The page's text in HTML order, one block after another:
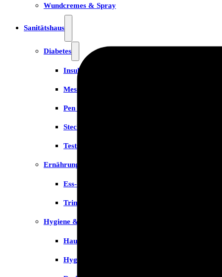
Wundcremes & Spray
Sanitätshaus
Diabetes
Insulinspritzen
Messgeräte
Pen Nadeln
Stechhilfen
Teststreifen
Ernährung & Trinkhilfen
Ess- und Trinkhilfen
Trinknahrung
Hygiene & Pflege
Hausapotheke
Hygieneartikel